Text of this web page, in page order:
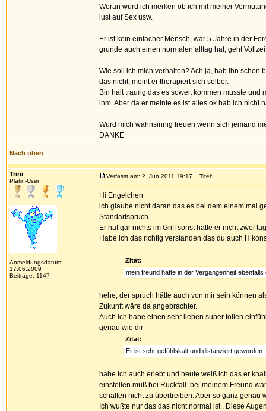
Woran würd ich merken ob ich mit meiner
lust auf Sex usw.
Er ist kein einfacher Mensch, war 5 Jahre in der
grunde auch einen normalen alltag hat, geht
Wie soll ich mich verhalten? Ach ja, hab ihn schon
das nicht, meint er therapiert sich selber.
Bin halt traurig das es soweit kommen musste
ihm. Aber da er meinte es ist alles ok hab ich nicht
Würd mich wahnsinnig freuen wenn sich jemand
DANKE
Nach oben
Trini
Platin-User
Anmeldungsdatum:
17.06.2009
Beiträge: 1147
Verfasst am: 2. Jun 2011 19:17 Titel:
Hi Engelchen
ich glaube nicht daran das es bei dem einem mal
Standartspruch.
Er hat gar nichts im Griff sonst hätte er nicht zwei
Habe ich das richtig verstanden das du auch H
Zitat:
mein freund hatte in der Vergangenheit
hehe, der spruch hätte auch von mir sein können
Zukunft wäre da angebrachter.
Auch ich habe einen sehr lieben super tollen
genau wie dir
Zitat:
Er ist sehr gefühlskalt und distanziert
habe ich auch erlebt und heute weiß ich das er
einstellen muß bei Rückfall. bei meinem Freund
schaffen nicht zu übertreiben. Aber so ganz genau
Ich wußte nur das das nicht normal ist . Diese